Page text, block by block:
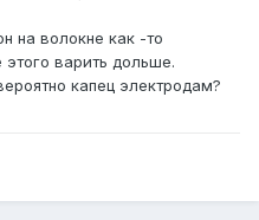
на волокне как -то
варить дольше.
капец электродам?